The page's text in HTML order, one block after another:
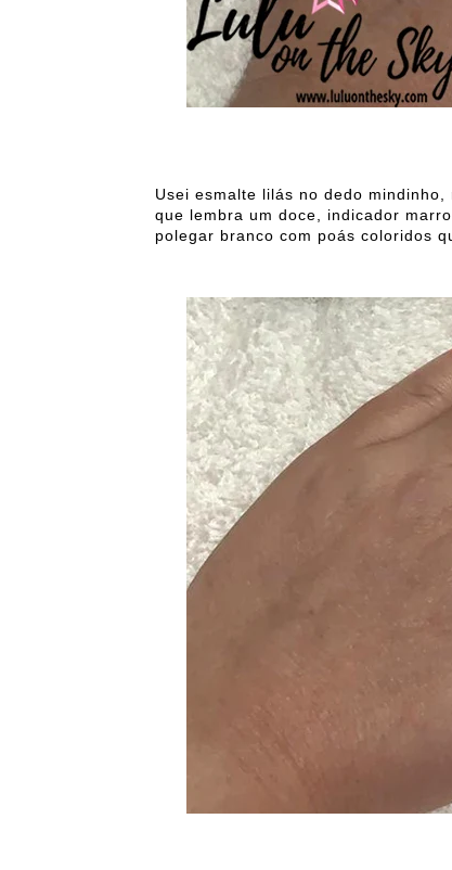
Usei esmalte lilás no dedo
que lembra um doce, indicador
polegar branco com poás coloridos